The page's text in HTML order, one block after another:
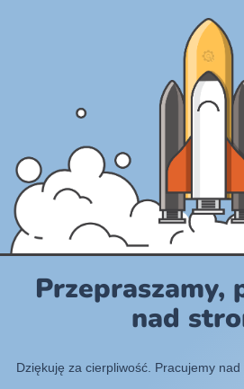
Przepraszamy,
nad
Dziękuję za cierpliwość. Pracujemy